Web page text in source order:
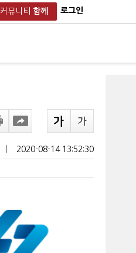
커뮤니티 함께 로그인
2020-08-14 13:52:30